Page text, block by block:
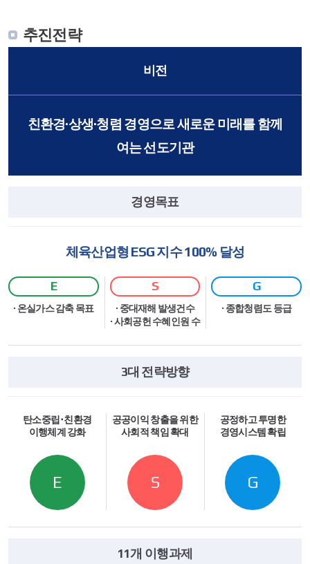
사추진전략
비전
친환경·상생·청렴 경영으로 새로운 미래를 함께
여는 선도기관
경영목표
체육산업형 ESG 지수 100% 달성
E
· 온실가스 감축 목표
S
· 중대재해 발생건수
· 사회공헌 수혜인원 수
G
· 종합청렴도 등급
3대 전략방향
탄소중립･친환경
이행체계 강화
E
공공이익 창출을 위한
사회적 책임 확대
S
공정하고 투명한
경영시스템 확립
G
11개 이행과제